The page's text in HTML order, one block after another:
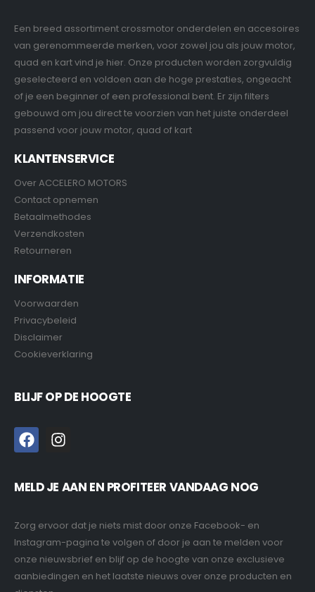
Een breed assortiment crossmotor onderdelen en accesoires
van gerenommeerde merken, voor zowel jou als jouw motor,
quad en kart vind je hier. Onze producten worden zorgvuldig
geselecteerd en voldoen aan de hoge prestaties, ongeacht
of je een beginner of een professional bent. Er zijn filters
gebouwd om jou direct te voorzien van het juiste onderdeel
passend voor jouw motor, quad of kart
KLANTENSERVICE
Over ACCELERO MOTORS
Contact opnemen
Betaalmethodes
Verzendkosten
Retourneren
INFORMATIE
Voorwaarden
Privacybeleid
Disclaimer
Cookieverklaring
BLIJF OP DE HOOGTE
MELD JE AAN EN PROFITEER VANDAAG NOG
Zorg ervoor dat je niets mist door onze Facebook- en
Instagram-pagina te volgen of door je aan te melden voor
onze nieuwsbrief en blijf op de hoogte van onze exclusieve
aanbiedingen en het laatste nieuws over onze producten en